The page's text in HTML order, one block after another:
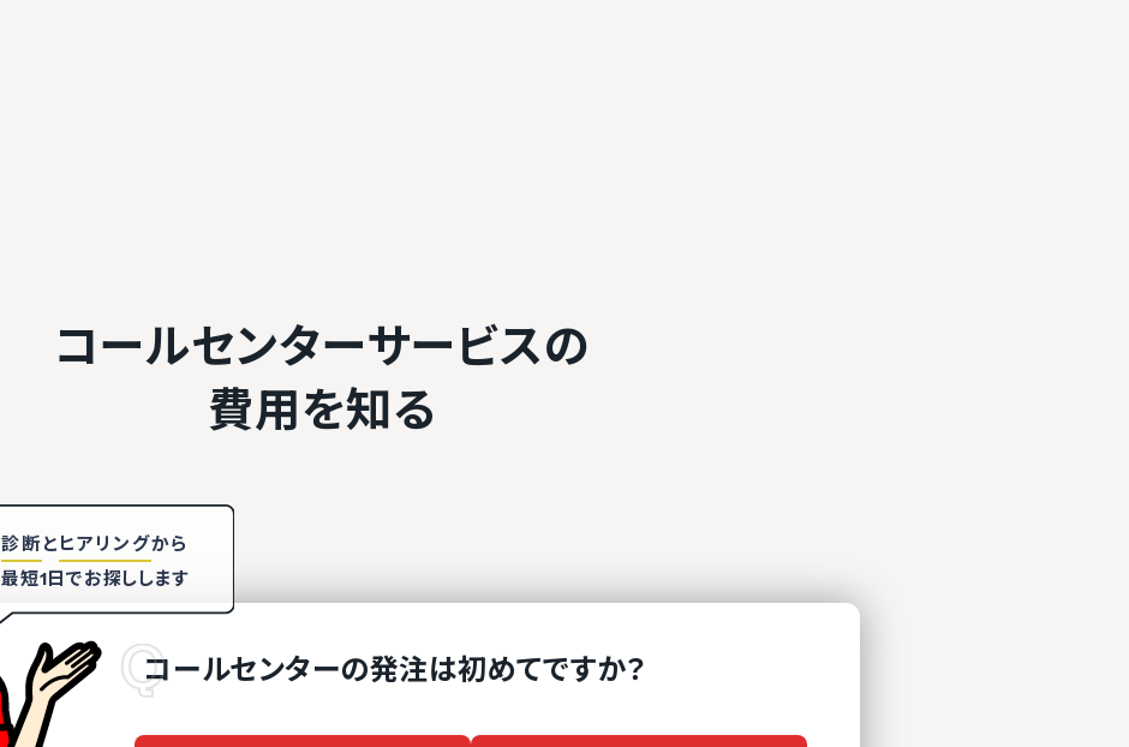
コールセンターサービスの
費用を知る
コールセンターの発注は初めてですか？
診断と ヒアリングから
最短1日でお探しします